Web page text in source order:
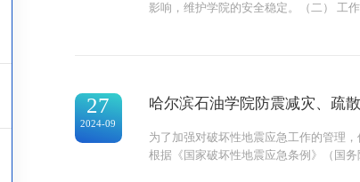
影响，维护学院的安全稳定。（二） 工
27
2024-09
哈尔滨石油学院防震减灾、疏
为了加强对破坏性地震应急工作的管理
根据《国家破坏性地震应急条例》（国